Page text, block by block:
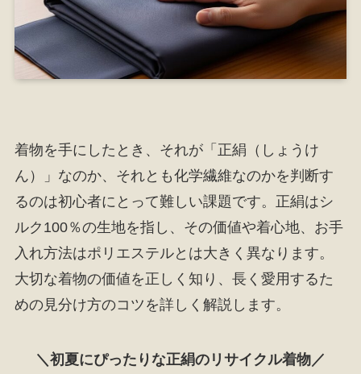
着物を手にしたとき、それが「正絹（しょうけ
ん）」なのか、それとも化学繊維なのかを判断す
るのは初心者にとって難しい課題です。正絹はシ
ルク100％の生地を指し、その価値や着心地、お手
入れ方法はポリエステルとは大きく異なります。
大切な着物の価値を正しく知り、長く愛用するた
めの見分け方のコツを詳しく解説します。
＼初夏にぴったりな正絹のリサイクル着物／